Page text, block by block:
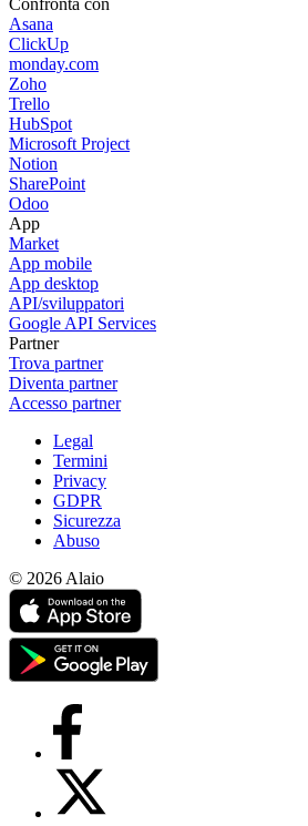
Asana
ClickUp
monday.com
Zoho
Trello
HubSpot
Microsoft Project
Notion
SharePoint
Odoo
App
Market
App mobile
App desktop
API/sviluppatori
Google API Services
Partner
Trova partner
Diventa partner
Accesso partner
Legal
Termini
Privacy
GDPR
Sicurezza
Abuso
© 2026 Alaio